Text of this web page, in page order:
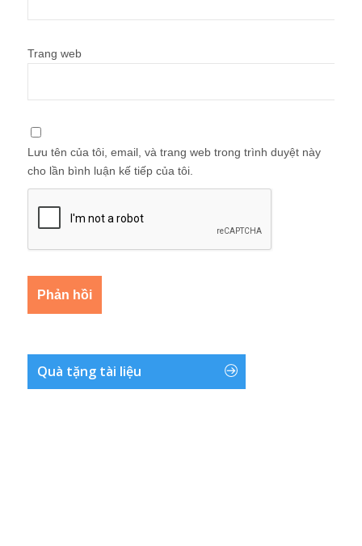
Trang web
Lưu tên của tôi, email, và trang web trong trình duyệt này
cho lần bình luận kế tiếp của tôi.
Quà tặng tài liệu